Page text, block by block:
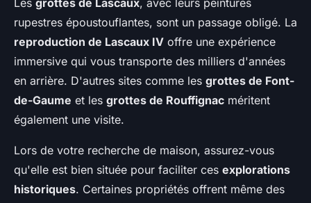
Les grottes de Lascaux, avec leurs peintures
rupestres époustouflantes, sont un passage obligé. La
reproduction de Lascaux IV offre une expérience
immersive qui vous transporte des milliers d'années
en arrière. D'autres sites comme les grottes de Font-
de-Gaume et les grottes de Rouffignac méritent
également une visite.
Lors de votre recherche de maison, assurez-vous
qu'elle est bien située pour faciliter ces explorations
historiques. Certaines propriétés offrent même des